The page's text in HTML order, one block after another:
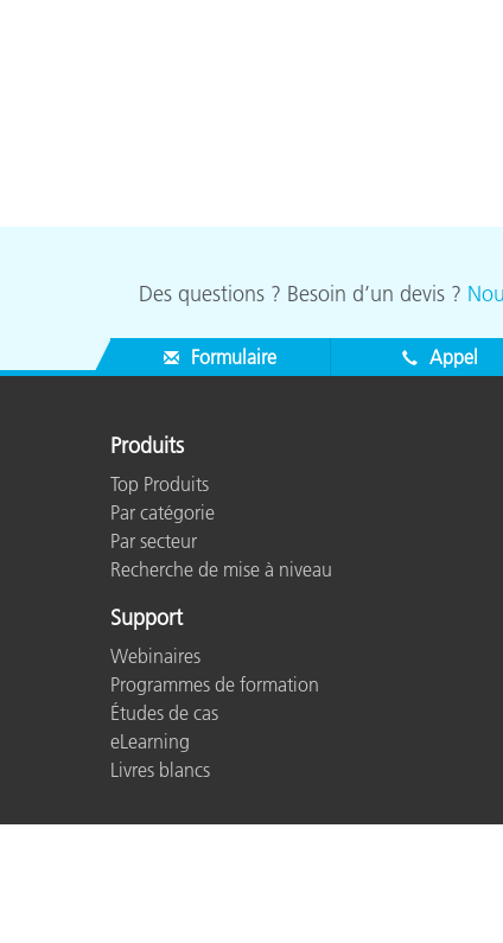
Des questions ? Besoin d’un devis ?
Formulaire Appel
Produits
Top Produits
Par catégorie
Par secteur
Recherche de mise à niveau
Support
Webinaires
Programmes de formation
Études de cas
eLearning
Livres blancs